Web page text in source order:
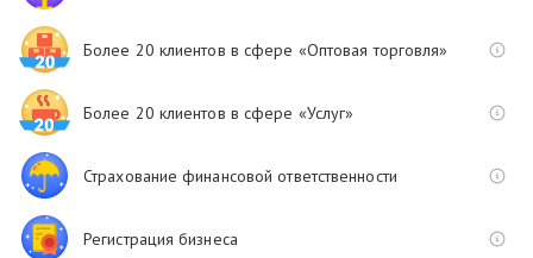
Более 20 клиентов в сфере «Оптовая торговля»
Более 20 клиентов в сфере «Услуг»
Страхование финансовой ответственности
Регистрация бизнеса